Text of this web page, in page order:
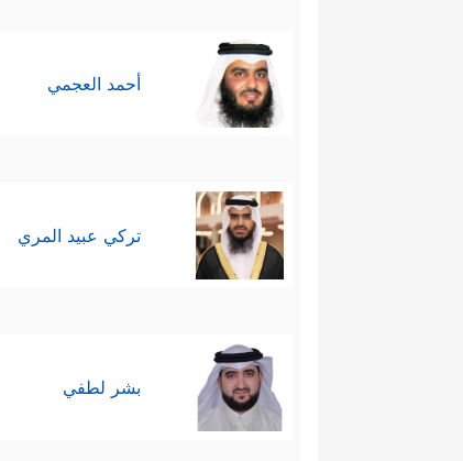
ٱلۡعَـٰلَمِینَ ﯜلَا شَرِیكَ لَهُۥ ۖ﴾.
سادسًا: إن التوحيد هو أساس
أحمد العجمي
تركي عبيد المري
بشر لطفي